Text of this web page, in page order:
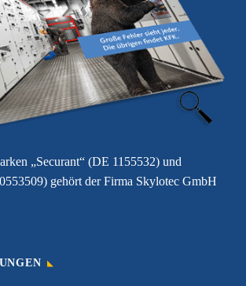
„Securant“ (DE 1155532) und
gehört der Firma Skylotec GmbH